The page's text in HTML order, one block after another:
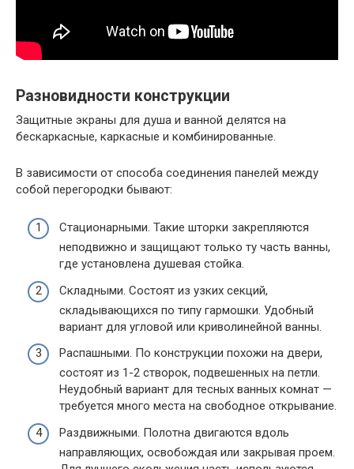
Разновидности конструкции
Защитные экраны для душа и ванной делятся на
бескаркасные, каркасные и комбинированные.
В зависимости от способа соединения панелей между
собой перегородки бывают:
Стационарными. Такие шторки закрепляются
неподвижно и защищают только ту часть ванны,
где установлена душевая стойка.
Складными. Состоят из узких секций,
складывающихся по типу гармошки. Удобный
вариант для угловой или криволинейной ванны.
Распашными. По конструкции похожи на двери,
состоят из 1-2 створок, подвешенных на петли.
Неудобный вариант для тесных ванных комнат —
требуется много места на свободное открывание.
Раздвижными. Полотна двигаются вдоль
направляющих, освобождая или закрывая проем.